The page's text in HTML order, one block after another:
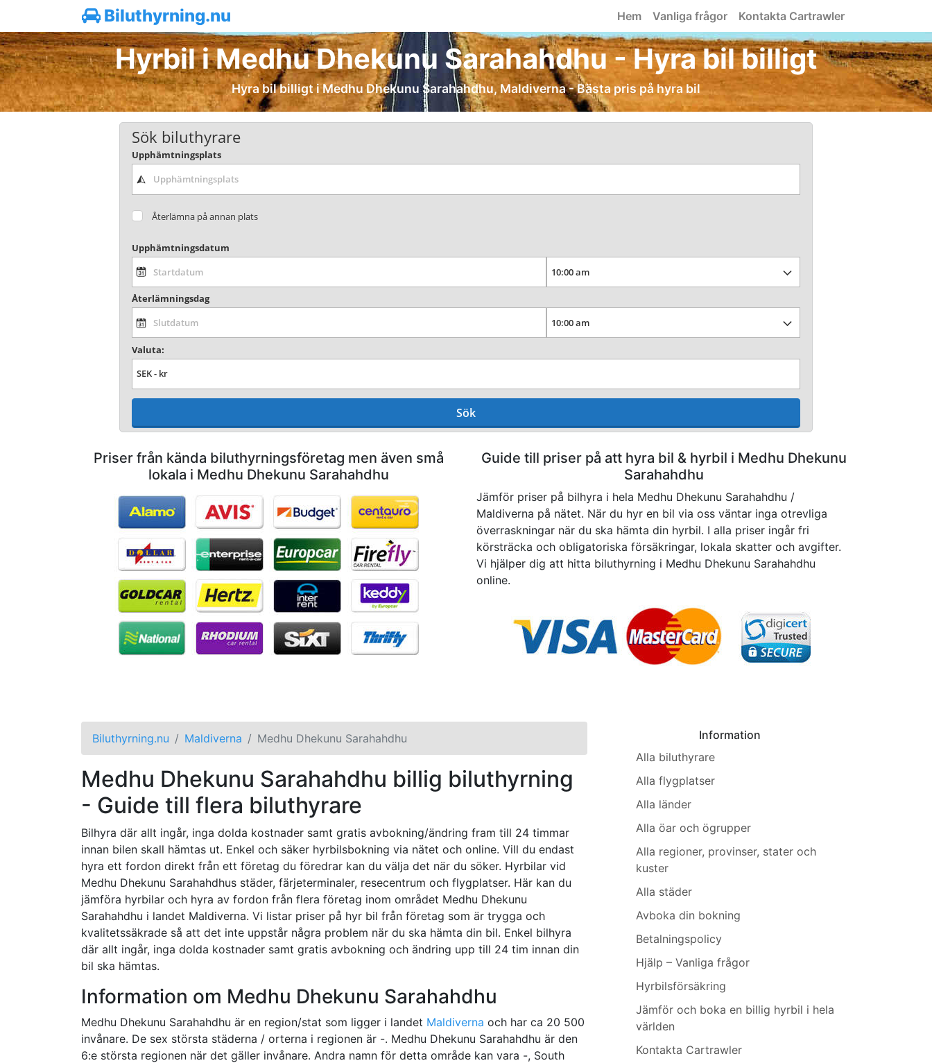
Biluthyrning.nu Hem Vanliga frågor Kontakta Cartrawler
Hyrbil i Medhu Dhekunu Sarahahdhu - Hyra bil billigt
Hyra bil billigt i Medhu Dhekunu Sarahahdhu, Maldiverna - Bästa pris på hyra bil
Sök biluthyrare
Upphämtningsplats
Återlämna på annan plats
Upphämtningsdatum
Återlämningsdag
Valuta:
Sök
Priser från kända biluthyrningsföretag men även små
lokala i Medhu Dhekunu Sarahahdhu
Guide till priser på att hyra bil & hyrbil i Medhu Dhekunu
Sarahahdhu
Jämför priser på bilhyra i hela Medhu Dhekunu Sarahahdhu /
Maldiverna på nätet. När du hyr en bil via oss väntar inga otrevliga
överraskningar när du ska hämta din hyrbil. I alla priser ingår fri
körsträcka och obligatoriska försäkringar, lokala skatter och avgifter.
Vi hjälper dig att hitta biluthyrning i Medhu Dhekunu Sarahahdhu
online.
Biluthyrning.nu Maldiverna Medhu Dhekunu Sarahahdhu
Medhu Dhekunu Sarahahdhu billig biluthyrning
- Guide till flera biluthyrare
Bilhyra där allt ingår, inga dolda kostnader samt gratis avbokning/ändring fram till 24 timmar
innan bilen skall hämtas ut. Enkel och säker hyrbilsbokning via nätet och online. Vill du endast
hyra ett fordon direkt från ett företag du föredrar kan du välja det när du söker. Hyrbilar vid
Medhu Dhekunu Sarahahdhus städer, färjeterminaler, resecentrum och flygplatser. Här kan du
jämföra hyrbilar och hyra av fordon från flera företag inom området Medhu Dhekunu
Sarahahdhu i landet Maldiverna. Vi listar priser på hyr bil från företag som är trygga och
kvalitetssäkrade så att det inte uppstår några problem när du ska hämta din bil. Enkel bilhyra
där allt ingår, inga dolda kostnader samt gratis avbokning och ändring upp till 24 tim innan din
bil ska hämtas.
Information om Medhu Dhekunu Sarahahdhu
Medhu Dhekunu Sarahahdhu är en region/stat som ligger i landet Maldiverna och har ca 20 500
invånare. De sex största städerna / orterna i regionen är -. Medhu Dhekunu Sarahahdhu är den
6:e största regionen när det gäller invånare. Andra namn för detta område kan vara -, South
Information
Alla biluthyrare
Alla flygplatser
Alla länder
Alla öar och ögrupper
Alla regioner, provinser, stater och
kuster
Alla städer
Avboka din bokning
Betalningspolicy
Hjälp – Vanliga frågor
Hyrbilsförsäkring
Jämför och boka en billig hyrbil i hela
världen
Kontakta Cartrawler